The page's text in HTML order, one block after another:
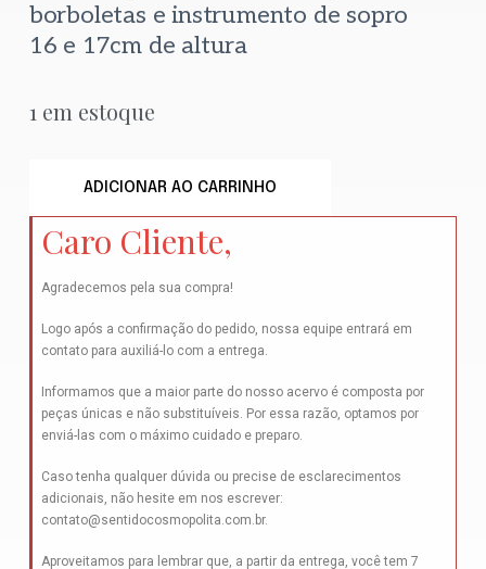
borboletas e instrumento de sopro
16 e 17cm de altura
1 em estoque
ADICIONAR AO CARRINHO
Caro Cliente,
Agradecemos pela sua compra!
Logo após a confirmação do pedido, nossa equipe entrará em
contato para auxiliá-lo com a entrega.
Informamos que a maior parte do nosso acervo é composta por
peças únicas e não substituíveis. Por essa razão, optamos por
enviá-las com o máximo cuidado e preparo.
Caso tenha qualquer dúvida ou precise de esclarecimentos
adicionais, não hesite em nos escrever:
contato@sentidocosmopolita.com.br.
Aproveitamos para lembrar que, a partir da entrega, você tem 7